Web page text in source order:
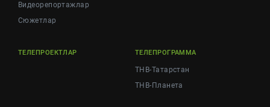
Видеорепортажлар
Cюжетлар
ТЕЛЕПРОЕКТЛАР ТЕЛЕПРОГРАММА
ТНВ-Татарстан
ТНВ-Планета